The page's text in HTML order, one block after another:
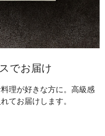
でお届け
理が好きな方に。高級感
てお届けします。